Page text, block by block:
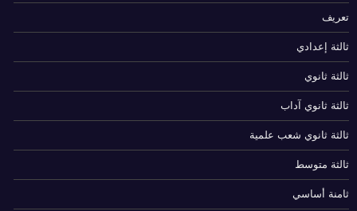
تعريف
ثالثة إعدادي
ثالثة ثانوي
ثالثة ثانوي آداب
ثالثة ثانوي شعب علمية
ثالثة متوسط
ثامنة أساسي